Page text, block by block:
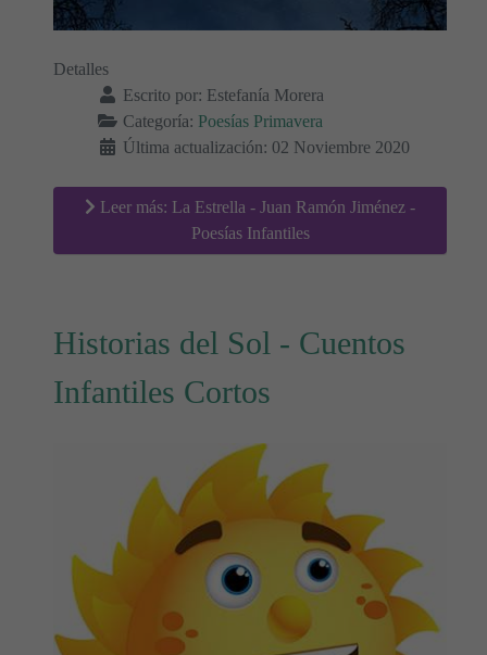
Detalles
Escrito por: Estefanía Morera
Categoría: Poesías Primavera
Última actualización: 02 Noviembre 2020
Leer más: La Estrella - Juan Ramón Jiménez -
Poesías Infantiles
Historias del Sol - Cuentos
Infantiles Cortos